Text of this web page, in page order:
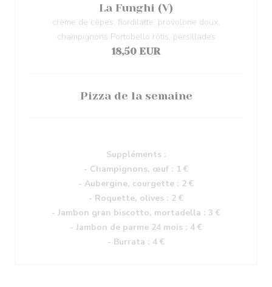
La Funghi (V)
crème de cèpes, fiordilatte, provolone doux,
champignons Portobello rôtis, persillades
18,50 EUR
Pizza de la semaine
Suppléments :
- Champignons, œuf : 1 €
- Aubergine, courgette : 2 €
- Roquette, olives : 2 €
- Jambon gran biscotto, mortadella : 3 €
- Jambon de parme 24 mois : 4 €
- Burrata : 4 €